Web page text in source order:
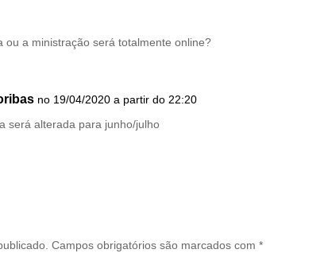
ou a ministração será totalmente online?
no 19/04/2020 a partir do 22:20
será alterada para junho/julho
Campos obrigatórios são marcados com *